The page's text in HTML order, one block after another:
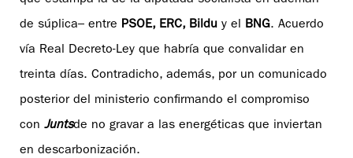
de súplica– entre PSOE, ERC, Bildu y el BNG. Acuerdo
vía Real Decreto-Ley que habría que convalidar en
treinta días. Contradicho, además, por un comunicado
posterior del ministerio confirmando el compromiso
con Juntsde no gravar a las energéticas que inviertan
en descarbonización.